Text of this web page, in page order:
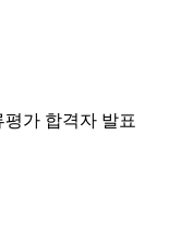
가 합격자 발표